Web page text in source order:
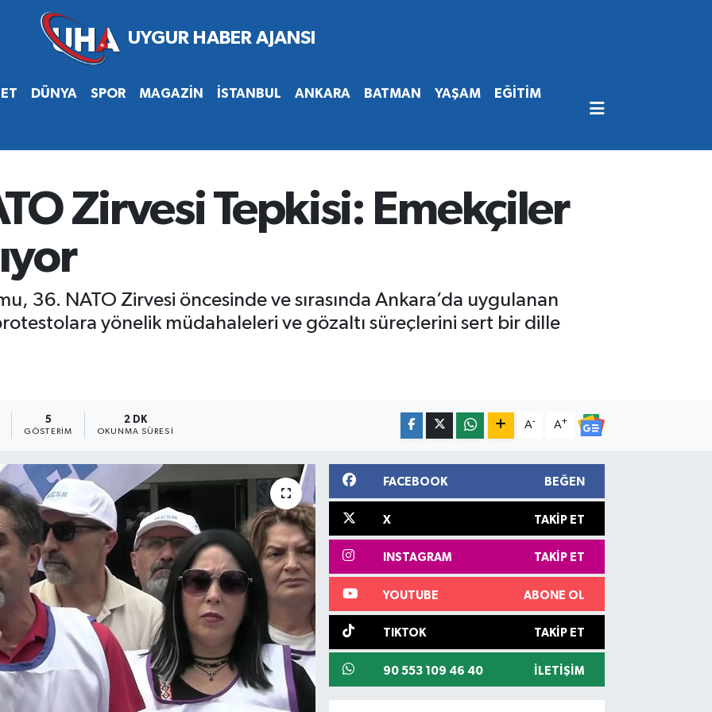
DÜNYA SPOR MAGAZİN İSTANBUL ANKARA BATMAN YAŞAM EĞİTİM
Zirvesi Tepkisi: Emekçiler
36. NATO Zirvesi öncesinde ve sırasında Ankara’da uygulanan
yönelik müdahaleleri ve gözaltı süreçlerini sert bir dille
5
GÖSTERIM
2 DK
OKUNMA SÜRESI
A- A+
FACEBOOK BEĞEN
X TAKIP ET
INSTAGRAM TAKIP ET
YOUTUBE ABONE OL
TIKTOK TAKIP ET
90 553 109 46 40 İLETIŞIM